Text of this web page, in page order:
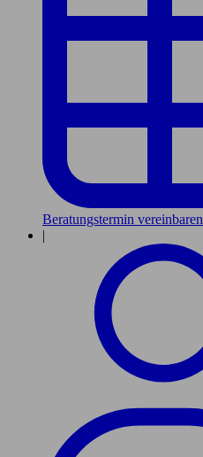
Beratungstermin vereinbaren
|